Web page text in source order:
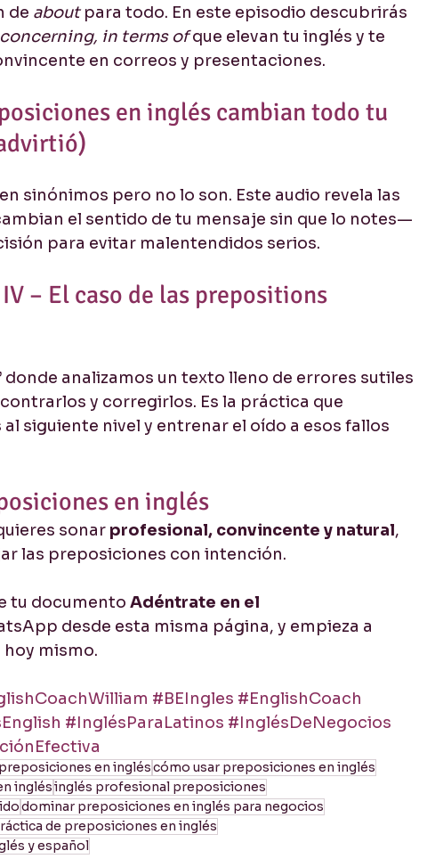
de about para todo. En este episodio descubrirás
in terms of que elevan tu inglés y te
en correos y presentaciones.
en inglés cambian todo tu
sinónimos pero no lo son. Este audio revela las
el sentido de tu mensaje sin que lo notes—
para evitar malentendidos serios.
– El caso de las prepositions
analizamos un texto lleno de errores sutiles
y corregirlos. Es la práctica que
siguiente nivel y entrenar el oído a esos fallos
en inglés
sonar profesional, convincente y natural,
las preposiciones con intención.
tu documento Adéntrate en el
desde esta misma página, y empieza a
mismo.
#BEIngles #EnglishCoach
#InglésParaLatinos #InglésDeNegocios
preposiciones en ingléscómo usar preposiciones en inglés
inglésinglés profesional preposiciones
dominar preposiciones en inglés para negocios
de preposiciones en inglés
y español